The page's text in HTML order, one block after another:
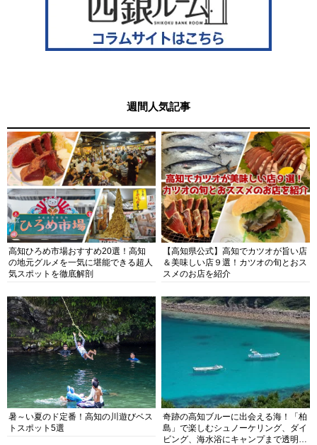
週間人気記事
高知ひろめ市場おすすめ20選！高知
の地元グルメを一気に堪能できる超人
気スポットを徹底解剖
【高知県公式】高知でカツオが旨い店
＆美味しい店９選！カツオの旬とおス
スメのお店を紹介
暑～い夏のド定番！高知の川遊びベス
トスポット5選
奇跡の高知ブルーに出会える海！「柏
島」で楽しむシュノーケリング、ダイ
ビング、海水浴にキャンプまで透明度